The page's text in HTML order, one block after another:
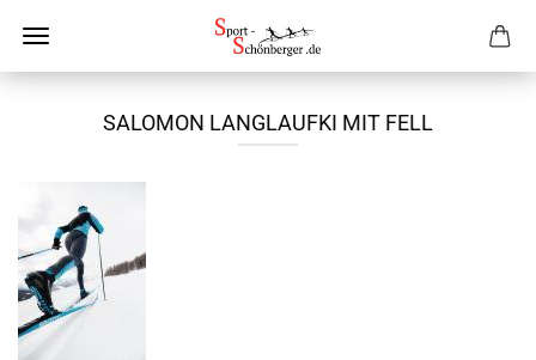
SALOMON LANGLAUFKI MIT FELL